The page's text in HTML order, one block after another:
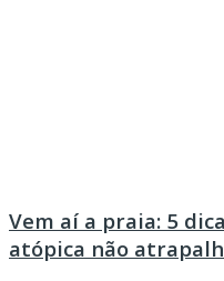
Vem aí a praia: 5
atópica não